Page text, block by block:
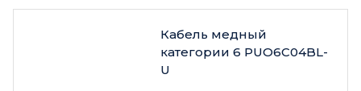
Кабель медный
категории 6 PUO6C04BL-
U